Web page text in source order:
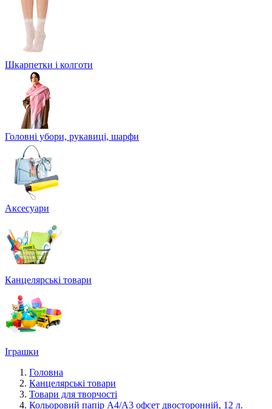
Шкарпетки і колготи
Головні убори, рукавиці, шарфи
Аксесуари
Канцелярські товари
Іграшки
Головна
Канцелярські товари
Товари для творчості
Кольоровий папір А4/А3 офсет двосторонній, 12 л.